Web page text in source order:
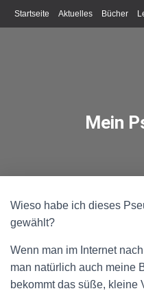
Startseite Aktuelles Bücher
Mein
Wieso habe ich dieses
gewählt?
Wenn man im Internet
man natürlich auch meine
bekommt das süße, kleine